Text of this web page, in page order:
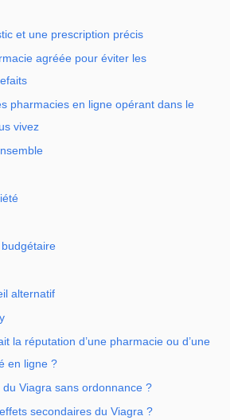
et une prescription précis
agréée pour éviter les
pharmacies en ligne opérant dans le
vivez
alternatif
la réputation d’une pharmacie ou d’une
en ligne ?
du Viagra sans ordonnance ?
secondaires du Viagra ?